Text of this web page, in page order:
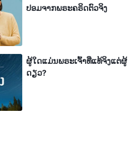
ຖືກບັນທຶກໄວ້ໃນພຣະຄຳພີໄບເບິນ
ອົງພຣະເຢຊູເຈົ້າວ່າ “ພຣະຜູ້ເປັນ
ພຣະບິດາແກ່ພວກເຮົາ ແລະ ມັນ
(ໂຢຮັນ 14:8). ພຣະເຢຊູໄດ້ຕອບກັບ
ດົນນານ, ແຕ່ເຈົ້າບໍ່ຮູ້ຈັກເຮົາບໍ ຟິ
ກໍໄດ້ເຫັນພຣະບິດາ; ແລະ ເຈົ້າຈະ
ພຣະບິດາຕໍ່ພວກຂ້ານ້ອຍບໍ? ເຈົ້າບໍ່
າ ເຮົາບໍ່ໄດ້ກ່າວກ່ຽວກັບເຮົາ: ແຕ່
ປອມຈາກພຣະຄຣິດຕົວຈິງ
ຜູ້ໃດແມ່ນພຣະເຈົ້າທີ່ແທ້ຈິງແຕ່ຜູ້
ດຽວ?